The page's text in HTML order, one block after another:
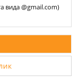
вида @gmail.com)